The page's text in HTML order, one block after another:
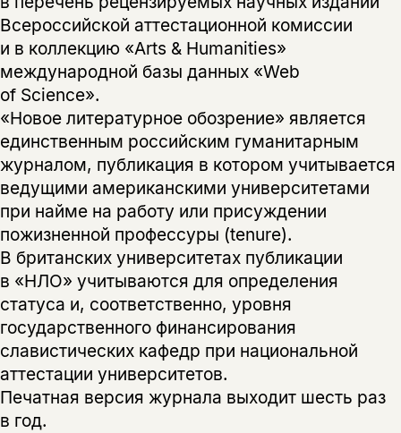
Всероссийской аттестационной комиссии
и в коллекцию «Arts & Humanities»
международной базы данных «Web
of Science».
«Новое литературное обозрение» является
единственным российским гуманитарным
журналом, публикация в котором учитывается
ведущими американскими университетами
при найме на работу или присуждении
пожизненной профессуры (tenure).
В британских университетах публикации
в «НЛО» учитываются для определения
статуса и, соответственно, уровня
государственного финансирования
славистических кафедр при национальной
аттестации университетов.
Печатная версия журнала выходит шесть раз
в год.